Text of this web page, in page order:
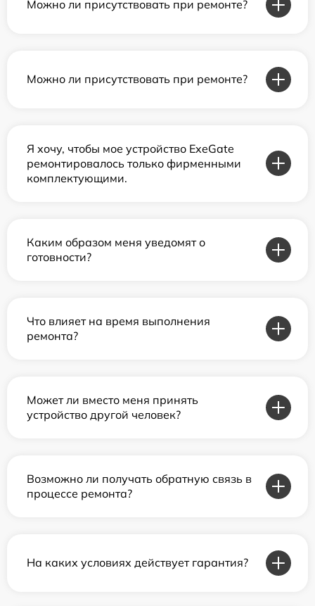
Можно ли присутствовать при ремонте?
Можно ли присутствовать при ремонте?
Я хочу, чтобы мое устройство ExeGate
ремонтировалось только фирменными
комплектующими.
Каким образом меня уведомят о
готовности?
Что влияет на время выполнения
ремонта?
Может ли вместо меня принять
устройство другой человек?
Возможно ли получать обратную связь в
процессе ремонта?
На каких условиях действует гарантия?